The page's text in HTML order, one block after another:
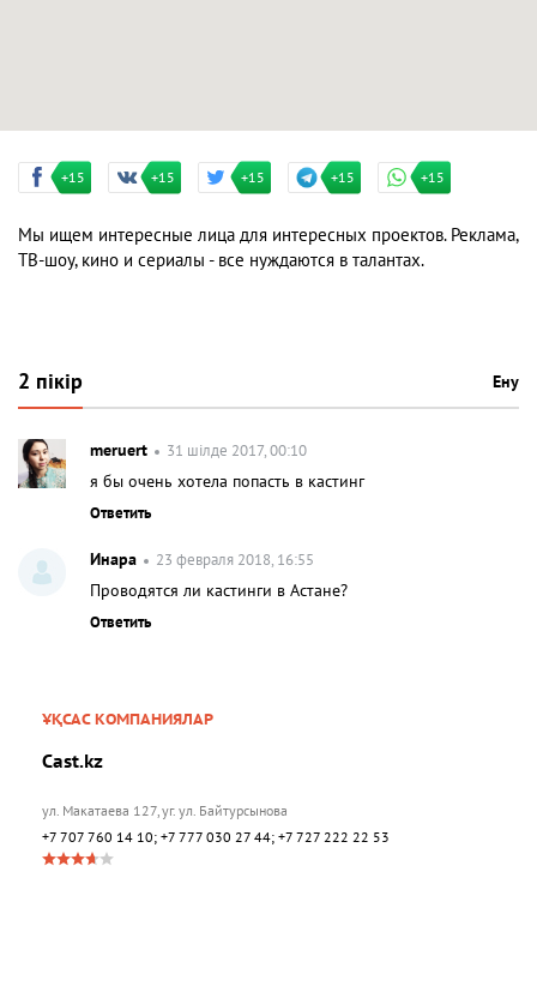
+15 +15 +15 +15 +15
Мы ищем интересные лица для интересных проектов. Реклама,
ТВ-шоу, кино и сериалы - все нуждаются в талантах.
2 пікір Ену
meruert 31 шілде 2017, 00:10
я бы очень хотела попасть в кастинг
Ответить
Инара 23 февраля 2018, 16:55
Проводятся ли кастинги в Астане?
Ответить
ҰҚСАС КОМПАНИЯЛАР
Cast.kz
ул. Макатаева 127, уг. ул. Байтурсынова
+7 707 760 14 10; +7 777 030 27 44; +7 727 222 22 53